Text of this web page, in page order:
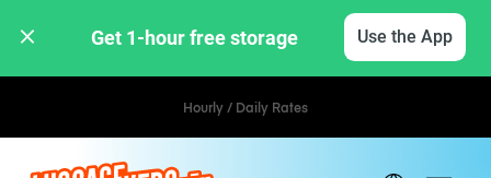
Get 1-hour free storage Use the App
Hourly / Daily Rates